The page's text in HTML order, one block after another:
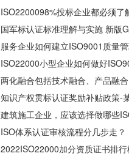
ISO2200098%投标企业都必须了
国军标认证标准理解与实施 新版
服务企业如何建立ISO9001质量
ISO22000小型企业如何做好
两化融合包括技术融合、产品融
知识产权贯标认证奖励补贴政策-
建筑施工企业，应该选择做哪些
ISO体系认证审核流程分几步走？
2022ISO22000加分资质证书排